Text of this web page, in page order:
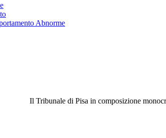
Abnorme
Il Tribunale di Pisa in composizione